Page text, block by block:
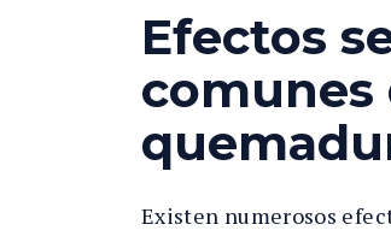
Efectos
comunes
Existen numerosos